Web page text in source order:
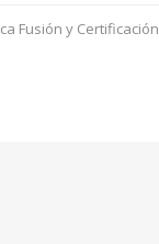
Fusión y Certificación